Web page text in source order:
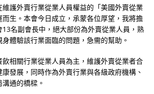
護外賣行業從業人員權益的「美國外賣從業
生。本會今日成立，承蒙各位厚望，我將擔
名副會長中，絕大部份為外賣從業人員，熟
體驗該行業面臨的問題，急需的幫助。
相關行業從業人員為主，維護外賣從業者合
發展，同時作為外賣行業與各級政府機構、
通的橋樑。